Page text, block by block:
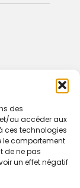
des
ou accéder aux
ces technologies
le comportement
de ne pas
un effet négatif